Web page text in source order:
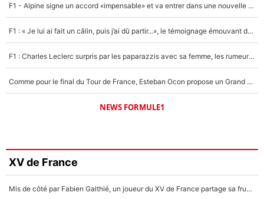
F1 - Alpine signe un accord «impensable» et va entrer dans une nouvelle dimension : Grande nouvelle pour Pierre Gasly !
F1 : « Je lui ai fait un câlin, puis j’ai dû partir...», le témoignage émouvant de Max Verstappen sur sa fille
F1 : Charles Leclerc surpris par les paparazzis avec sa femme, les rumeurs étaient vraies !
Comme pour le final du Tour de France, Esteban Ocon propose un Grand Prix de Formule 1 à Paris : «Autour de l’Arc de Triomphe, ce serait génial» !
NEWS FORMULE1
XV de France
Mis de côté par Fabien Galthié, un joueur du XV de France partage sa frustration : «ils ne me l’ont pas dit tout de suite»